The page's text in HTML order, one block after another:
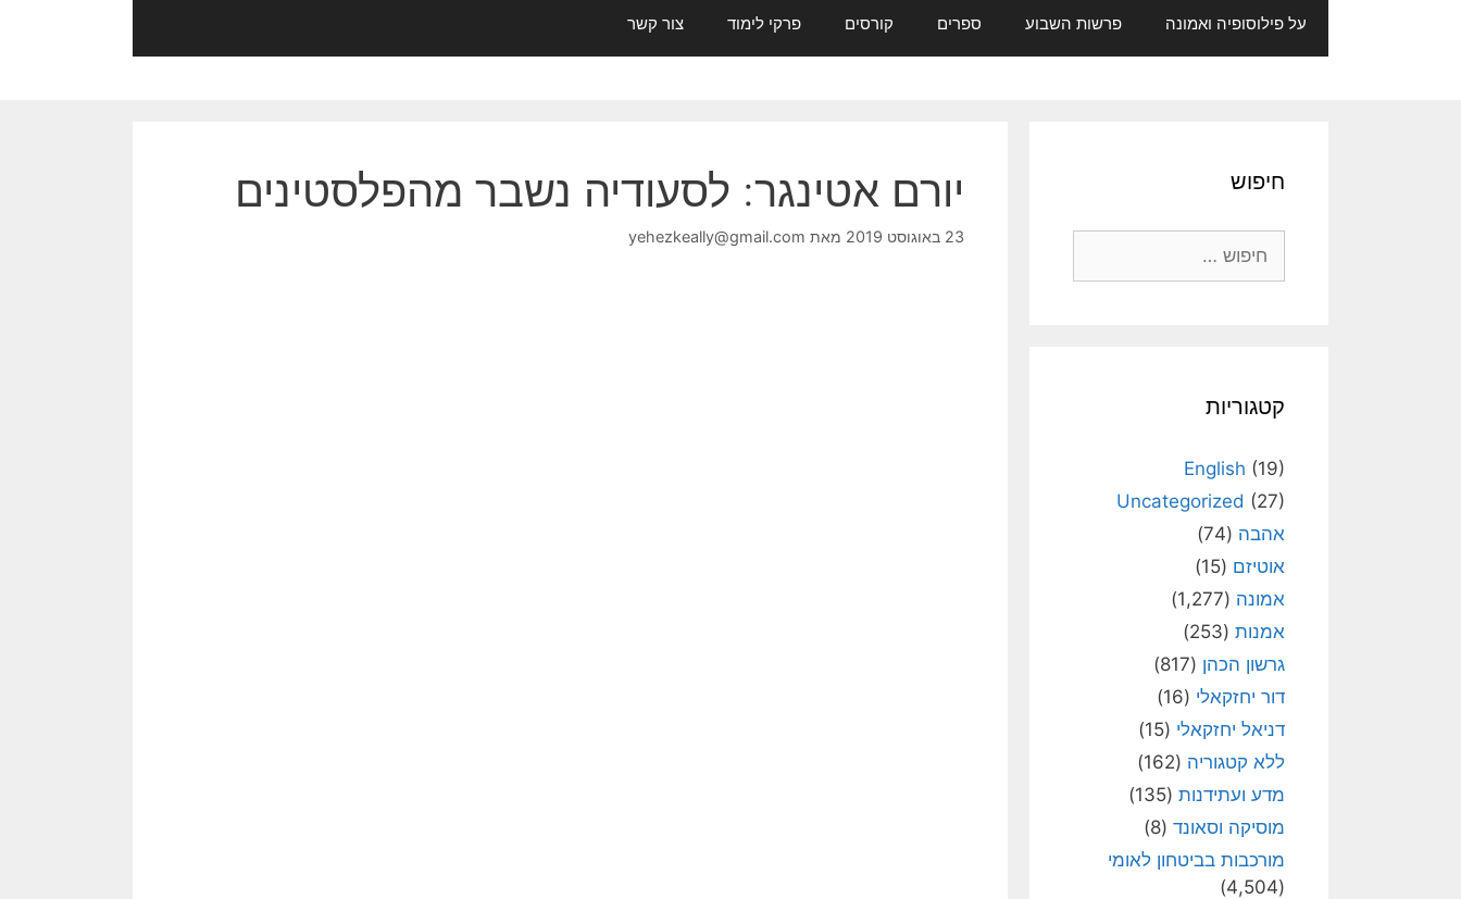
על פילוסופיה ואמונה פרשות השבוע ספרים קורסים פרקי לימוד צור קשר
יורם אטינגר: לסעודיה נשבר מהפלסטינים
23 באוגוסט 2019 מאת yehezkeally@gmail.com
חיפוש
קטגוריות
English (19)
Uncategorized (27)
אהבה (74)
אוטיזם (15)
אמונה (1,277)
אמנות (253)
גרשון הכהן (817)
דור יחזקאלי (16)
דניאל יחזקאלי (15)
ללא קטגוריה (162)
מדע ועתידנות (135)
מוסיקה וסאונד (8)
מורכבות בביטחון לאומי
(4,504)